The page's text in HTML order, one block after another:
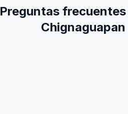
Preguntas
Chignaguapan